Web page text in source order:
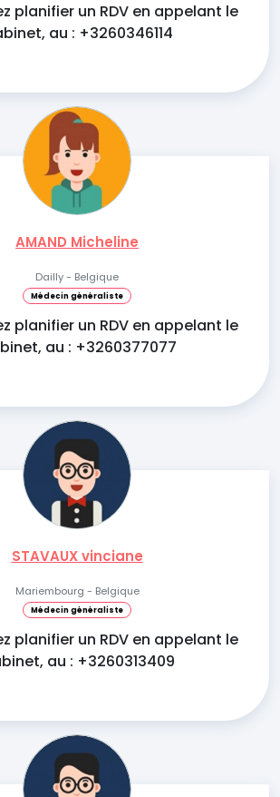
planifier un RDV en appelant le
au : +3260346114
AMAND Micheline
Dailly - Belgique
Médecin généraliste
planifier un RDV en appelant le
au : +3260377077
STAVAUX vinciane
Mariembourg - Belgique
Médecin généraliste
planifier un RDV en appelant le
au : +3260313409